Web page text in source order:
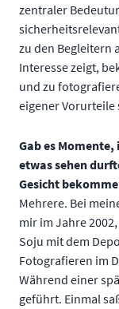
zentraler
zu den Begleitern
Interesse zeigt,
und zu
eigener Vorurteile
Gab es Momente,
etwas sehen
Gesicht
Mehrere. Bei
mir im Jahre
Soju mit dem
Fotografieren im
Während einer
geführt. Einmal